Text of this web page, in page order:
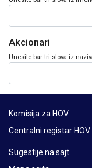
Akcionari
Unesite bar tri slova iz
Komisija za HOV
Centralni registar HOV
Sugestije na sajt